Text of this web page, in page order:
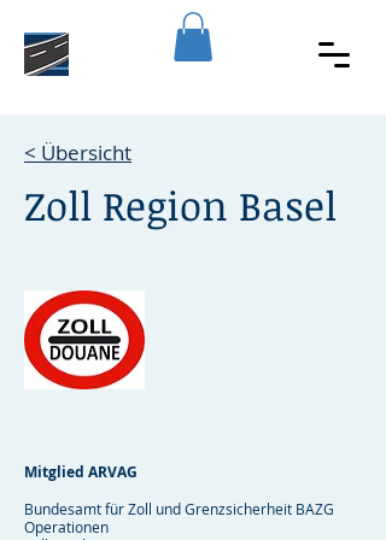
< Übersicht
Zoll Region Basel
Mitglied ARVAG
Bundesamt für Zoll und Grenzsicherheit BAZG
Operationen